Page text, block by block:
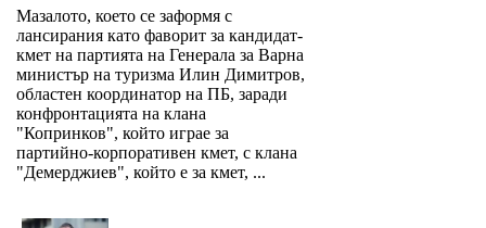
Мазалото, което се заформя с
лансирания като фаворит за кандидат-
кмет на партията на Генерала за Варна
министър на туризма Илин Димитров,
областен координатор на ПБ, заради
конфронтацията на клана
"Копринков", който играе за
партийно-корпоративен кмет, с клана
"Демерджиев", който е за кмет, ...